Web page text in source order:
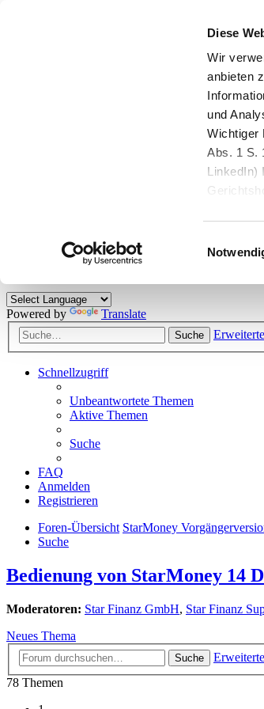
Diese
Wir
anbieten
und
Wichtiger
Abs. 1 S.
LinkedIn)
Herzlich willkommen!
Kunden viele nützliche Hilfestellungen und
Powered by Translate
Suche
Schnellzugriff
Unbeantwortete Themen
Aktive Themen
Suche
FAQ
Anmelden
Registrieren
Foren-Übersicht StarMoney
Suche
Bedienung von StarMoney 14
Moderatoren: Star Finanz GmbH, Star Finanz
Neues Thema
Suche
78 Themen